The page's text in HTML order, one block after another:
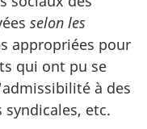
selon les
appropriées pour
qui ont pu se
à des
etc.